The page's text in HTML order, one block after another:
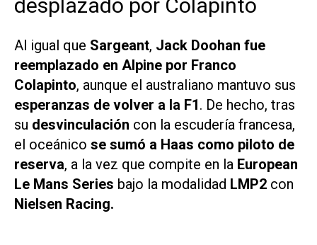
desplazado por Colapinto
Al igual que Sargeant, Jack Doohan fue
reemplazado en Alpine por Franco
Colapinto, aunque el australiano mantuvo sus
esperanzas de volver a la F1 . De hecho, tras
su desvinculación con la escudería francesa,
el oceánico se sumó a Haas como piloto de
reserva, a la vez que compite en la European
Le Mans Series bajo la modalidad LMP2 con
Nielsen Racing.